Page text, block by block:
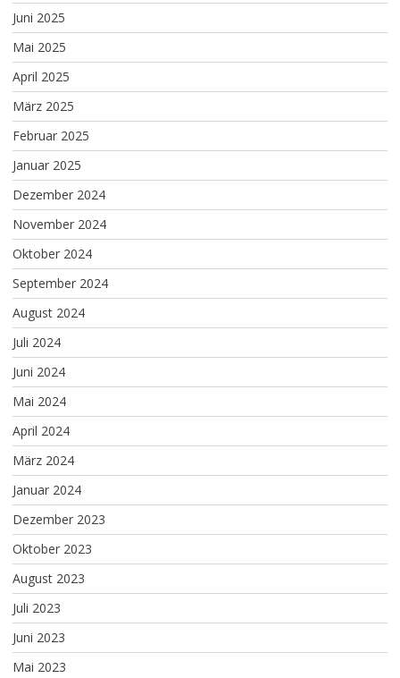
Juni 2025
Mai 2025
April 2025
März 2025
Februar 2025
Januar 2025
Dezember 2024
November 2024
Oktober 2024
September 2024
August 2024
Juli 2024
Juni 2024
Mai 2024
April 2024
März 2024
Januar 2024
Dezember 2023
Oktober 2023
August 2023
Juli 2023
Juni 2023
Mai 2023